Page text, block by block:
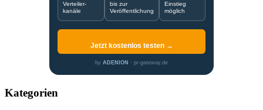
Verteiler-
kanäle
bis zur
Veröffentlichung
Einstieg
möglich
Jetzt kostenlos testen →
by ADENION · pr-gateway.de
Kategorien